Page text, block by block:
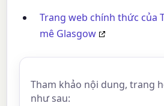
Trang web chính thức của
mê Glasgow
Tham khảo nội dung, trang
như sau: